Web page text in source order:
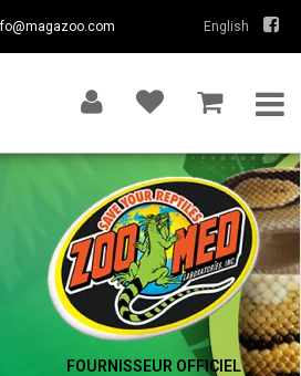
English
FOURNISSEUR OFFICIEL